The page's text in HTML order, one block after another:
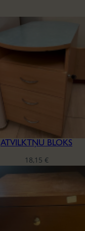
ATVILKTŅU BLOKS
18,15 €